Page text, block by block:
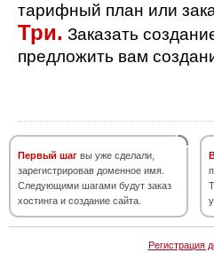
тарифный план или
Три. Заказать
предложить вам
Первый шаг вы уже сделали,
зарегистрировав доменное имя.
Следующими шагами будут заказ
хостинга и создание сайта.
Регистрация